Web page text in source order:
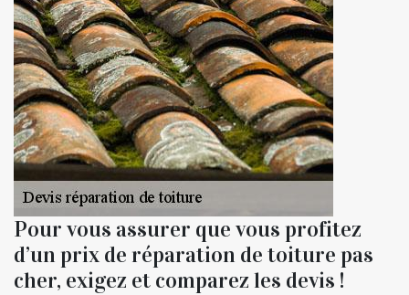
Pour vous assurer que vous profitez
d’un prix de réparation de toiture pas
cher, exigez et comparez les devis !